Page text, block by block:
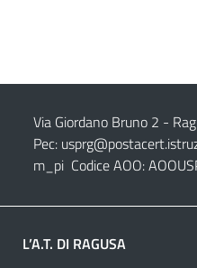
Via Giordano Bruno 2 -
Pec:
m_pi Codice AOO:
L’A.T. DI RAGUSA